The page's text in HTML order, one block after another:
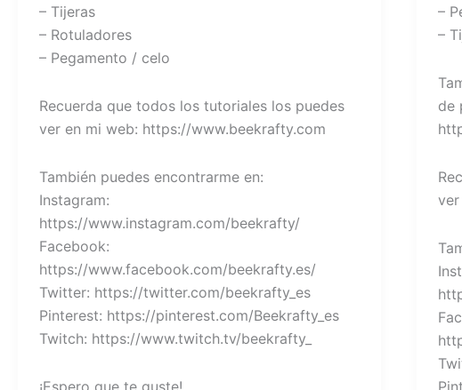
– Tijeras
– Rotuladores
– Pegamento / celo
Recuerda que todos los tutoriales los puedes
ver en mi web: https://www.beekrafty.com
También puedes encontrarme en:
Instagram:
https://www.instagram.com/beekrafty/
Facebook:
https://www.facebook.com/beekrafty.es/
Twitter: https://twitter.com/beekrafty_es
Pinterest: https://pinterest.com/Beekrafty_es
Twitch: https://www.twitch.tv/beekrafty_
¡Espero que te guste!
–
–
de